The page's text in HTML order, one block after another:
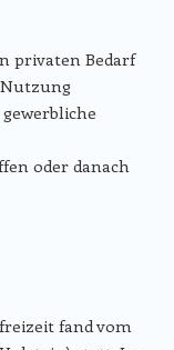
privaten Bedarf
Nutzung
oder danach
fand vom